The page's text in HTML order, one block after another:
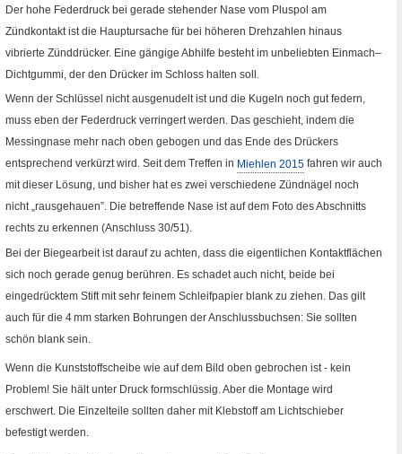
Der hohe Federdruck bei gerade stehender Nase vom Pluspol am
Zündkontakt ist die Hauptursache für bei höheren Drehzahlen hinaus
vibrierte Zünddrücker. Eine gängige Abhilfe besteht im unbeliebten Einmach–
Dichtgummi, der den Drücker im Schloss halten soll.
Wenn der Schlüssel nicht ausgenudelt ist und die Kugeln noch gut federn,
muss eben der Federdruck verringert werden. Das geschieht, indem die
Messingnase mehr nach oben gebogen und das Ende des Drückers
entsprechend verkürzt wird. Seit dem Treffen in Miehlen 2015 fahren wir auch
mit dieser Lösung, und bisher hat es zwei verschiedene Zündnägel noch
nicht „rausgehauen”. Die betreffende Nase ist auf dem Foto des Abschnitts
rechts zu erkennen (Anschluss 30/51).
Bei der Biegearbeit ist darauf zu achten, dass die eigentlichen Kontakt­flächen
sich noch gerade genug berühren. Es schadet auch nicht, beide bei
eingedrücktem Stift mit sehr feinem Schleifpapier blank zu ziehen. Das gilt
auch für die 4mm starken Bohrungen der Anschlussbuchsen: Sie sollten
schön blank sein.
Wenn die Kunststoffscheibe wie auf dem Bild oben gebrochen ist - kein
Problem! Sie hält unter Druck formschlüssig. Aber die Montage wird
erschwert. Die Einzelteile sollten daher mit Klebstoff am Lichtschieber
befestigt werden.